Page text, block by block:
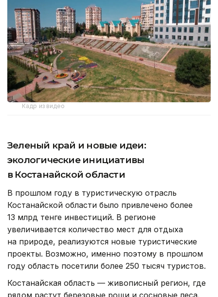
Кадр из видео
Зеленый край и новые идеи:
экологические инициативы
в Костанайской области
В прошлом году в туристическую отрасль
Костанайской области было привлечено более
13 млрд тенге инвестиций. В регионе
увеличивается количество мест для отдыха
на природе, реализуются новые туристические
проекты. Возможно, именно поэтому в прошлом
году область посетили более 250 тысяч туристов.
Костанайская область — живописный регион, где